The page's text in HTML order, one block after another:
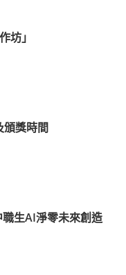
坊」
頒獎時間
生AI淨零未來創造